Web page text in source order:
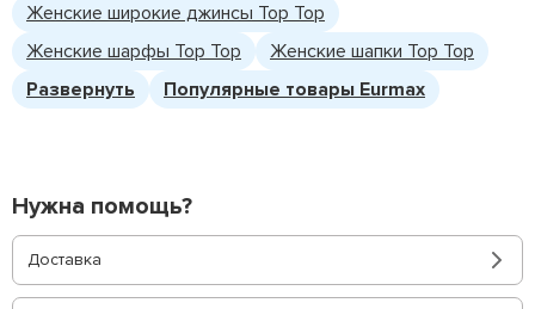
Женские широкие джинсы Top Top
Женские шарфы Top Top
Женские шапки Top Top
Развернуть
Популярные товары Eurmax
Нужна помощь?
Доставка